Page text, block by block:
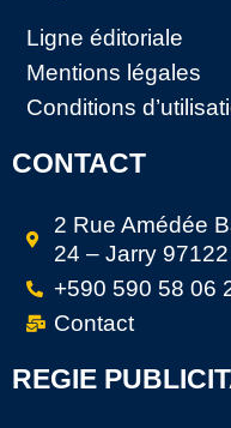
Ligne éditoriale
Mentions légales
Conditions
CONTACT
2 Rue Amédée
24 – Jarry
+590 590 58 06
Contact
REGIE